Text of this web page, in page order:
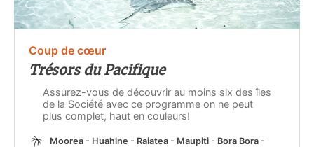
Coup de cœur
Trésors du Pacifique
Assurez-vous de découvrir au moins six des îles
de la Société avec ce programme on ne peut
plus complet, haut en couleurs!
Moorea - Huahine - Raiatea - Maupiti - Bora Bora -